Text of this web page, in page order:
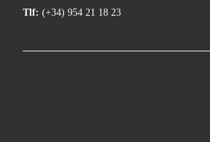
Tlf: (+34) 954 21 18 23